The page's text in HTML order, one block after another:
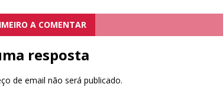
A COMENTAR
resposta
de email não será publicado.